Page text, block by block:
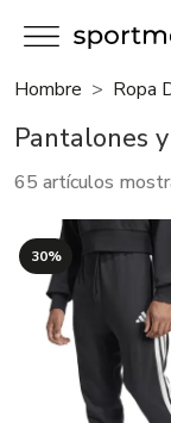
Hombre Ropa
Pantalones
65 artículos
30%